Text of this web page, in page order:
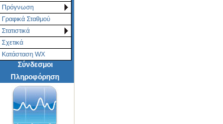
Πρόγνωση
Γραφικά Σταθμού
Στατιστικά
Σχετικά
Κατάσταση WX
Σύνδεσμοι
Πληροφόρηση